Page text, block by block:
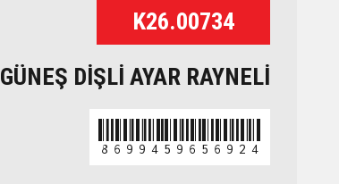
K26.00734
GÜNEŞ DİŞLİ AYAR RAYNELİ
8699459656924